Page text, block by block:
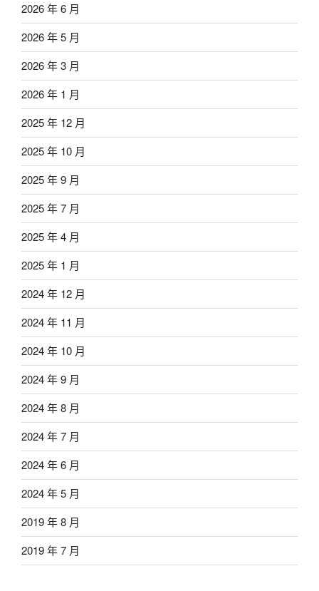
2026 年 6 月
2026 年 5 月
2026 年 3 月
2026 年 1 月
2025 年 12 月
2025 年 10 月
2025 年 9 月
2025 年 7 月
2025 年 4 月
2025 年 1 月
2024 年 12 月
2024 年 11 月
2024 年 10 月
2024 年 9 月
2024 年 8 月
2024 年 7 月
2024 年 6 月
2024 年 5 月
2019 年 8 月
2019 年 7 月